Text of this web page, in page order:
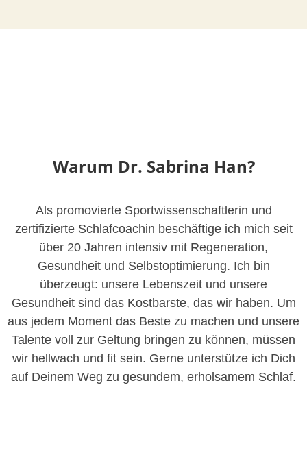
Warum Dr. Sabrina Han?
Als promovierte Sportwissenschaftlerin und
zertifizierte Schlafcoachin beschäftige ich mich seit
über 20 Jahren intensiv mit Regeneration,
Gesundheit und Selbstoptimierung. Ich bin
überzeugt: unsere Lebenszeit und unsere
Gesundheit sind das Kostbarste, das wir haben. Um
aus jedem Moment das Beste zu machen und unsere
Talente voll zur Geltung bringen zu können, müssen
wir hellwach und fit sein. Gerne unterstütze ich Dich
auf Deinem Weg zu gesundem, erholsamem Schlaf.